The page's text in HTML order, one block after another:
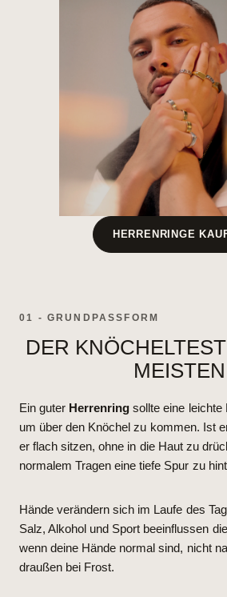
HERRENRINGE
01 - GRUNDPASSFORM
DER
MEISTEN
Ein guter Herrenring sollte eine leichte
um über den Knöchel zu kommen. Ist
er flach sitzen, ohne in die Haut zu
normalem Tragen eine tiefe Spur zu
Hände verändern sich im Laufe des
Salz, Alkohol und Sport beeinflussen
wenn deine Hände normal sind, nicht
draußen bei Frost.